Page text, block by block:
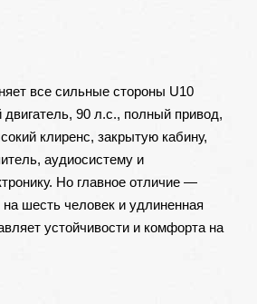
все сильные стороны U10
90 л.с., полный привод,
клиренс, закрытую кабину,
аудиосистему и
Но главное отличие —
шесть человек и удлиненная
устойчивости и комфорта на